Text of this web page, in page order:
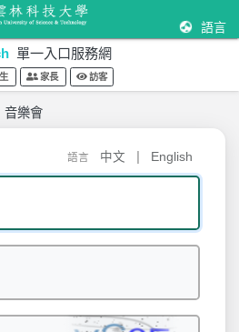
語言
單一入口服務網
家長 訪客
音樂會
語言 中文 English